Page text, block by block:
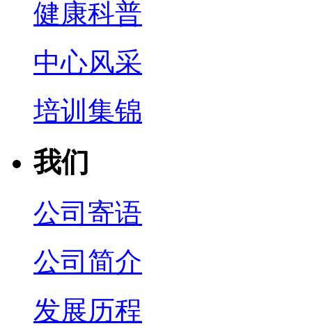
健康科普
中心风采
培训集锦
我们
公司寄语
公司简介
发展历程